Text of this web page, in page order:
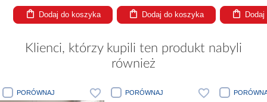
Dodaj do koszyka Dodaj do koszyka
Klienci, którzy kupili ten produkt nabyli
również
PORÓWNAJ PORÓWNAJ